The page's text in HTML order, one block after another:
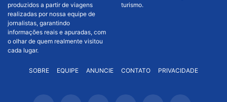
produzidos a partir de viagens
realizadas por nossa equipe de
jornalistas, garantindo
informações reais e apuradas, com
o olhar de quem realmente visitou
cada lugar.
turismo.
SOBRE EQUIPE ANUNCIE CONTATO PRIVACIDADE